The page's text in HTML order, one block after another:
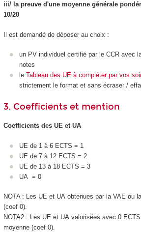
iii/ la preuve d'une moyenne générale
10/20
Il est demandé de déposer au choix :
un PV individuel certifié par le CCR avec
notes
le Tableau des UE à compléter par vos
strictement le format et sans écraser /
3. Coefficients et mention
Coefficients des UE et UA
UE de 1 à 6 ECTS = 1
UE de 7 à 12 ECTS = 2
UE de 13 à 18 ECTS = 3
UA = 0
NOTA : Les UE et UAobtenues par la VAE ou
(coef 0).
NOTA2 : Les UE et UAvalorisées avec 0 ECTS
moyenne (coef 0).